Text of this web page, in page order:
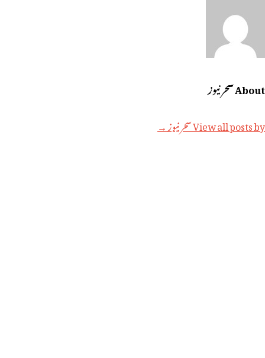
About سحر نیوز
View all posts by سحر نیوز →